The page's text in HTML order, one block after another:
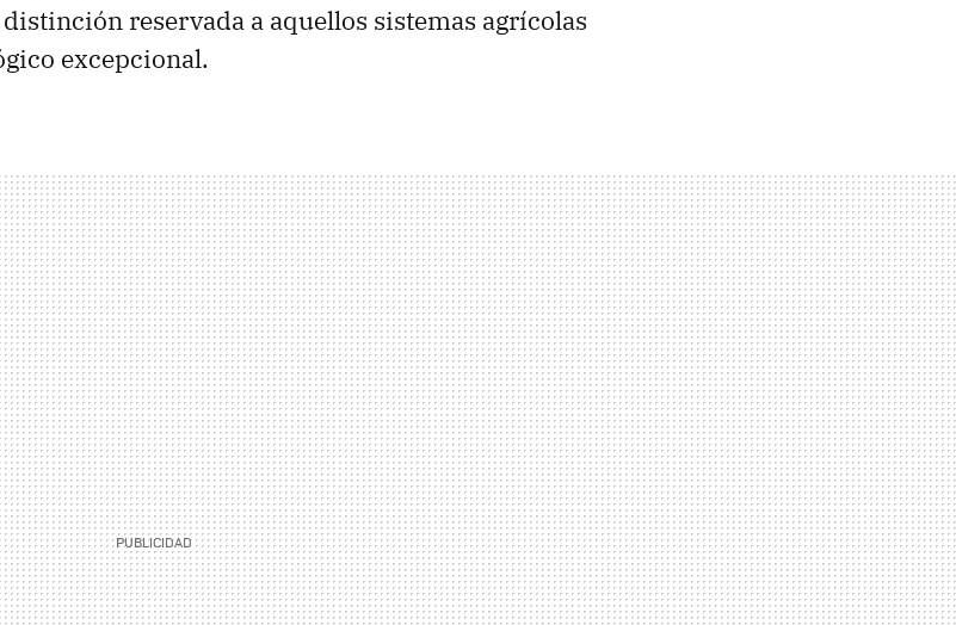
reservada a aquellos sistemas agrícolas
excepcional.